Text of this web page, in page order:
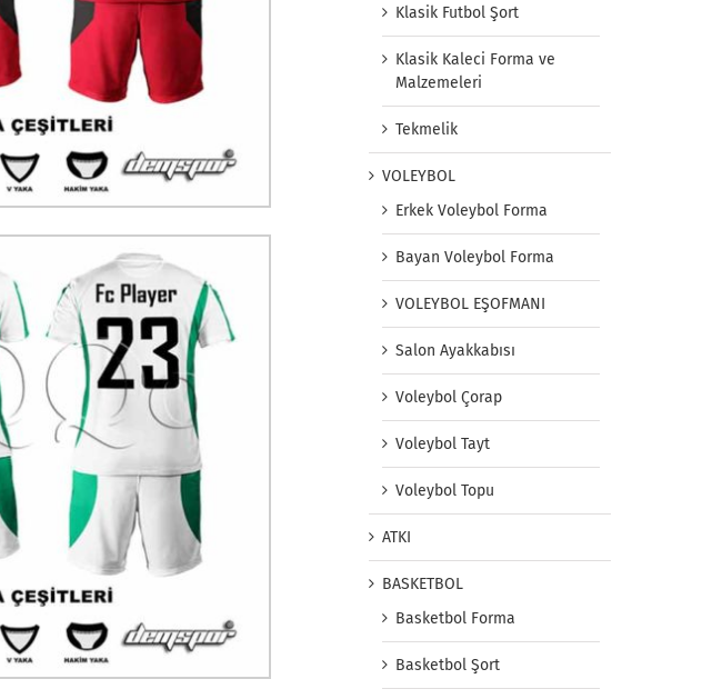
Klasik Futbol Şort
Klasik Kaleci Forma ve
Malzemeleri
Tekmelik
VOLEYBOL
Erkek Voleybol Forma
Bayan Voleybol Forma
VOLEYBOL EŞOFMANI
Salon Ayakkabısı
Voleybol Çorap
Voleybol Tayt
Voleybol Topu
ATKI
BASKETBOL
Basketbol Forma
Basketbol Şort